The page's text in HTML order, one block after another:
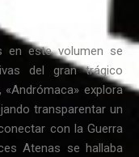
este volumen se
del gran trágico
explora
transparentar un
con la Guerra
Atenas se hallaba